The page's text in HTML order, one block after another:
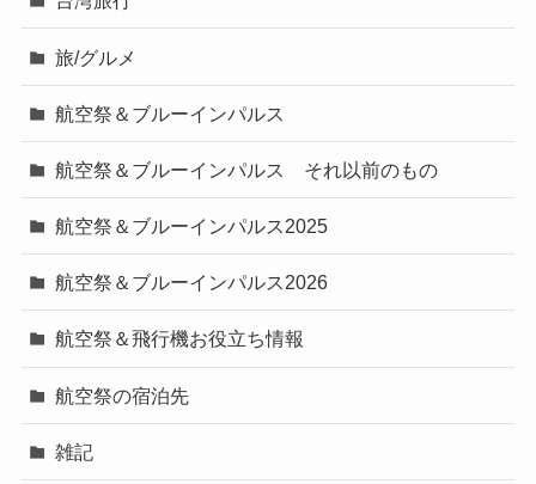
旅/グルメ
航空祭＆ブルーインパルス
航空祭＆ブルーインパルス それ以前のもの
航空祭＆ブルーインパルス2025
航空祭＆ブルーインパルス2026
航空祭＆飛行機お役立ち情報
航空祭の宿泊先
雑記